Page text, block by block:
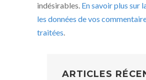
indésirables. En savoir plus sur
les données de vos
traitées.
ARTICLES